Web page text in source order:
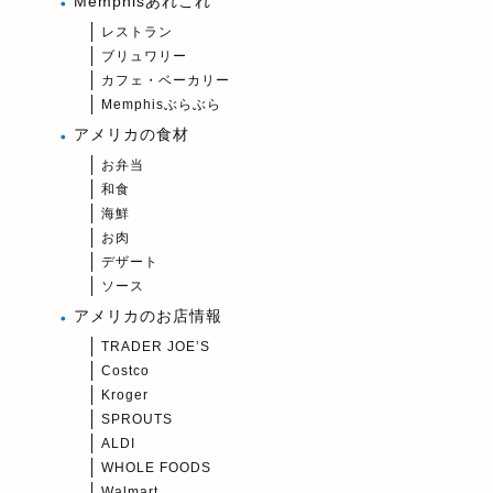
レストラン
ブリュワリー
カフェ・ベーカリー
Memphisぶらぶら
アメリカの食材
お弁当
和食
海鮮
お肉
デザート
ソース
アメリカのお店情報
TRADER JOE’S
Costco
Kroger
SPROUTS
ALDI
WHOLE FOODS